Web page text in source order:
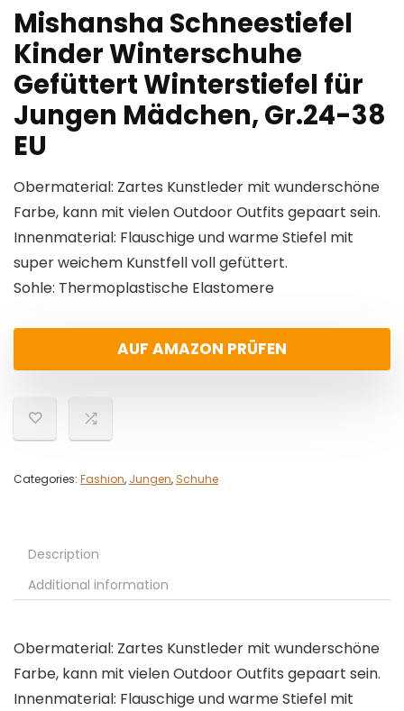
Mishansha Schneestiefel
Kinder Winterschuhe
Gefüttert Winterstiefel für
Jungen Mädchen, Gr.24-38
EU
Obermaterial: Zartes Kunstleder mit wunderschöne
Farbe, kann mit vielen Outdoor Outfits gepaart sein.
Innenmaterial: Flauschige und warme Stiefel mit
super weichem Kunstfell voll gefüttert.
Sohle: Thermoplastische Elastomere
AUF AMAZON PRÜFEN
Categories: Fashion, Jungen, Schuhe
Description
Additional information
Obermaterial: Zartes Kunstleder mit wunderschöne
Farbe, kann mit vielen Outdoor Outfits gepaart sein.
Innenmaterial: Flauschige und warme Stiefel mit